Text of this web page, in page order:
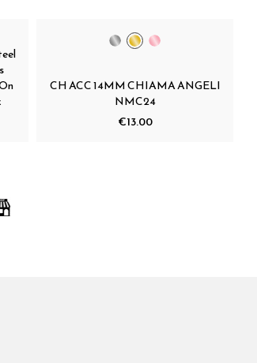
CH ACC 14MM CHIAMA ANGELI
NMC24
€13.00